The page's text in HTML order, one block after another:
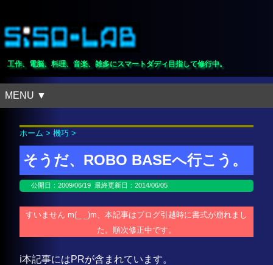
工作、電脳、料理、音楽、雑多にスマートダディ目指して修行中。
MENU ▼
ホーム >機巧 >
そうだ、ROBO BASEへ行こう。
公開日：2009/06/19 最終更新日：2014/06/05
すいません m(_ _)m、本記事はブログ引越時に書式が崩れまし
た。順次修正中です。
ℹ️本記事にはPRが含まれています。